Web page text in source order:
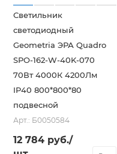
Светильник
светодиодный
Geometria ЭРА Quadro
SPO-162-W-40K-070
70Вт 4000К 4200Лм
IP40 800*800*80
подвесной
Арт.: Б0050584
12 784 руб./